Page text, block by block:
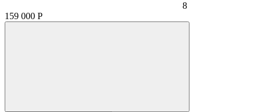
8
159 000 Р